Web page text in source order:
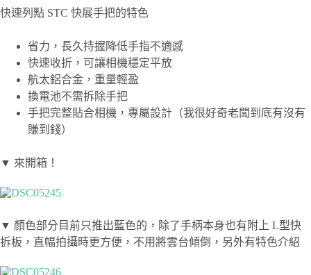
快速列點 STC 快展手把的特色
省力，長久持握降低手指不適感
快速收折，可讓相機穩定平放
航太鋁合金，重量輕盈
換電池不需拆除手把
手把完整貼合相機，專屬設計（我很好奇老闆到底有沒有
賺到錢）
▼ 來開箱！
▼ 顏色部分目前只推出藍色的，除了手柄本身也有附上 L型快
拆板，直幅拍攝時更方便，不用將雲台傾倒，另外有特色介紹